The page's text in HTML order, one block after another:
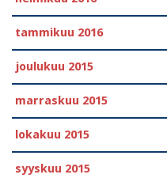
tammikuu 2016
joulukuu 2015
marraskuu 2015
lokakuu 2015
syyskuu 2015